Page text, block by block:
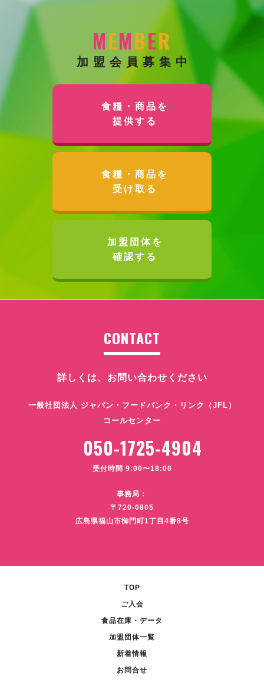
MEMBER
加盟会員募集中
食糧・商品を
提供する
食糧・商品を
受け取る
加盟団体を
確認する
CONTACT
詳しくは、お問い合わせください
一般社団法人 ジャパン・フードバンク・リンク（JFL）
コールセンター
050-1725-4904
受付時間 9:00〜18:00
事務局：
〒720-0805
広島県福山市御門町1丁目4番8号
TOP
ご入会
食品在庫・データ
加盟団体一覧
新着情報
お問合せ